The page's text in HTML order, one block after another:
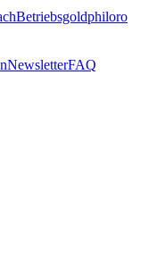
Betriebsgoldphiloro
NewsletterFAQ